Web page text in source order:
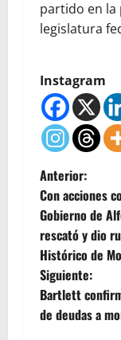
partido en la
legislatura
Instagram
N
a
v
e
g
Anterior:
Con acciones
Gobierno de
rescató y dio
Histórico de
Siguiente:
Bartlett
de deudas a